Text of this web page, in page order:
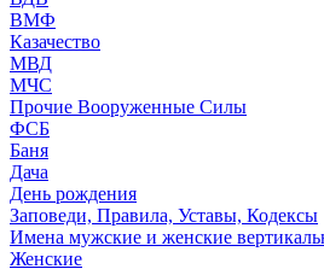
ВМФ
Казачество
МВД
МЧС
Прочие Вооруженные Силы
ФСБ
Баня
Дача
День рождения
Заповеди, Правила, Уставы, Кодексы
Имена мужские и женские
Женские